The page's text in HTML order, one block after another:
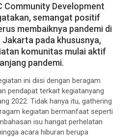
Community Development
semangat positif
membaiknya pandemi di
Jakarta pada khususnya,
komunitas mulai aktif
pandemi.
ini diisi dengan beragam
pendapat terkait kegiatanyang
2022. Tidak hanya itu, gathering
kegiatan bermanfaat seperti
isu hangat perhelatan
acara hiburan berupa